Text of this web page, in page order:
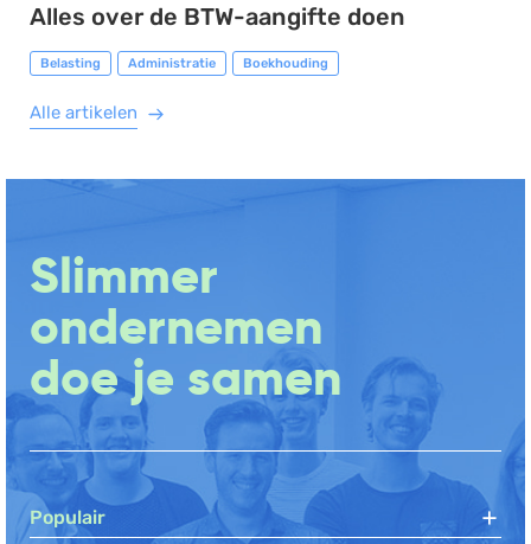
Alles over de BTW-aangifte doen
Belasting Administratie Boekhouding
Alle artikelen
Slimmer
ondernemen
doe je samen
Populair